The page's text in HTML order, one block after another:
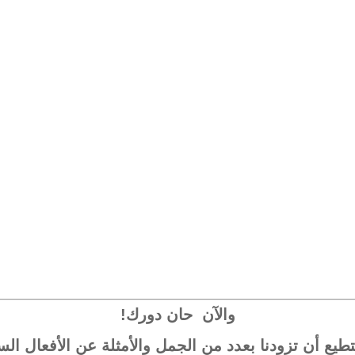
والآن حان دورك!
أن تزودنا بعدد من الجمل والأمثلة عن الأفعال